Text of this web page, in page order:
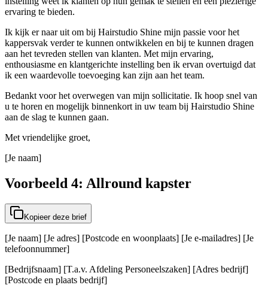
ervaring te bieden.
Ik kijk er naar uit om bij Hairstudio Shine mijn passie voor het
kappersvak verder te kunnen ontwikkelen en bij te kunnen dragen
aan het tevreden stellen van klanten. Met mijn ervaring,
enthousiasme en klantgerichte instelling ben ik ervan overtuigd dat
ik een waardevolle toevoeging kan zijn aan het team.
Bedankt voor het overwegen van mijn sollicitatie. Ik hoop snel van
u te horen en mogelijk binnenkort in uw team bij Hairstudio Shine
aan de slag te kunnen gaan.
Met vriendelijke groet,
[Je naam]
Voorbeeld 4: Allround kapster
Kopieer deze brief
[Je naam] [Je adres] [Postcode en woonplaats] [Je e-mailadres] [Je
telefoonnummer]
[Bedrijfsnaam] [T.a.v. Afdeling Personeelszaken] [Adres bedrijf]
[Postcode en plaats bedrijf]